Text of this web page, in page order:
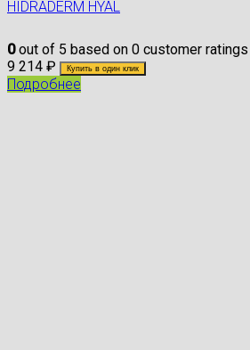
HIDRADERM HYAL
0out of 5 based on 0 customer ratings
9 214 ₽ Купить в один клик
Подробнее